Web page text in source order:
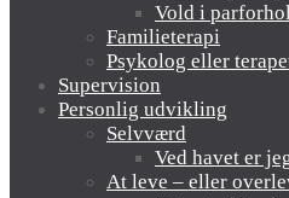
Vold i
Familieterapi
Psykolog eller
Supervision
Personlig udvikling
Selvværd
Ved havet er
At leve – eller